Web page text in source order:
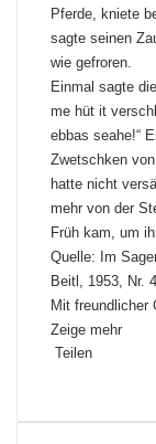
Pferde, kniete
sagte seinen
wie gefroren.
Einmal sagte
me hüt it
ebbas seahe!“
Zwetschken
hatte nicht
mehr von der
Früh kam, um
Quelle: Im
Beitl, 1953, Nr.
Mit freundlicher
Zeige mehr
Teilen
cnnaiu